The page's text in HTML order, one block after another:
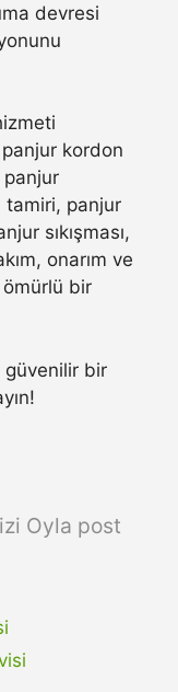
devresi
kordon
panjur
tamiri, panjur
sıkışması,
onarım ve
ömürlü bir
güvenilir bir
Oyla post